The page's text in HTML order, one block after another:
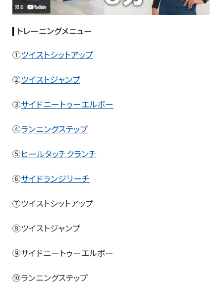
トレーニングメニュー
①ツイストシットアップ
②ツイストジャンプ
③サイドニートゥーエルボー
④ランニングステップ
⑤ヒールタッチクランチ
⑥サイドランジリーチ
⑦ツイストシットアップ
⑧ツイストジャンプ
⑨サイドニートゥーエルボー
⑩ランニングステップ